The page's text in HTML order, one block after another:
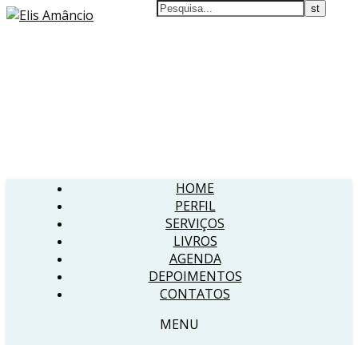
HOME
PERFIL
SERVIÇOS
LIVROS
AGENDA
DEPOIMENTOS
CONTATOS
MENU